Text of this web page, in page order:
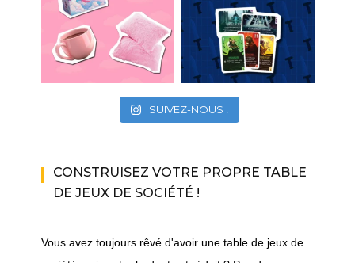
SUIVEZ-NOUS !
CONSTRUISEZ VOTRE PROPRE TABLE
DE JEUX DE SOCIÉTÉ !
Vous avez toujours rêvé d'avoir une table de jeux de